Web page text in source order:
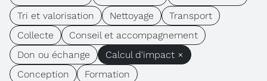
Tri et valorisation
Nettoyage
Transport
Collecte
Conseil et accompagnement
Don ou échange
Calcul d'impact ×
Conception
Formation